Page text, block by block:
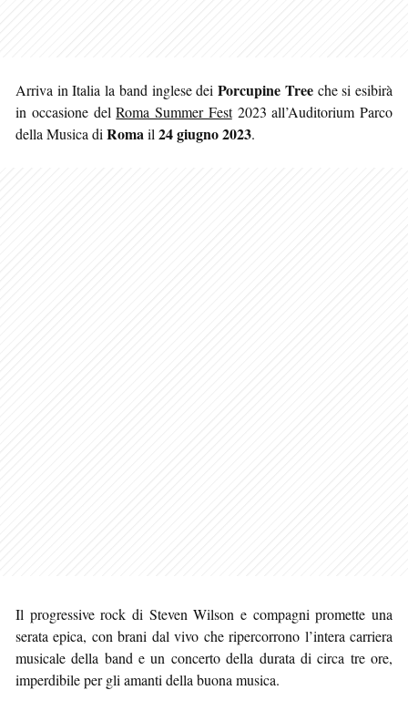
Arriva in Italia la band inglese deiPorcupine Treeche si esibirà
in occasione delRoma Summer Fest2023 all’Auditorium Parco
della Musica di Romail 24 giugno 2023.
Il progressive rock di Steven Wilson e compagni promette una
serata epica, con brani dal vivo che ripercorrono l’intera carriera
musicale della band e un concerto della durata di circa tre ore,
imperdibile per gli amanti della buona musica.